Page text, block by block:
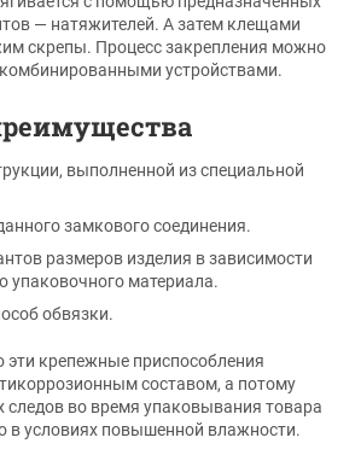
— натяжителей. А затем клещами
скрепы. Процесс закрепления можно
устройствами.
выполненной из специальной
замкового соединения.
размеров изделия в зависимости
упаковочного материала.
обвязки.
эти крепежные приспособления
составом, а потому
во время упаковывания товара
в условиях повышенной влажности.